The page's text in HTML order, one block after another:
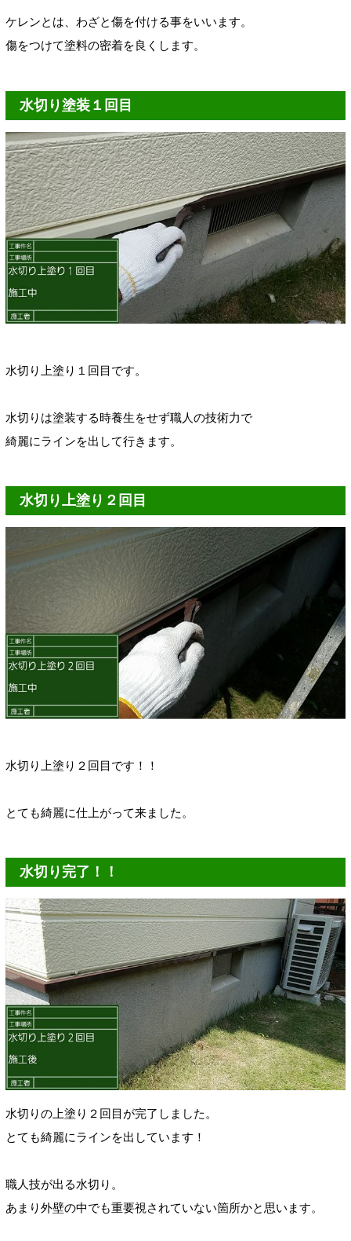
ケレンとは、わざと傷を付ける事をいいます。
傷をつけて塗料の密着を良くします。
水切り塗装１回目
水切り上塗り１回目です。
水切りは塗装する時養生をせず職人の技術力で
綺麗にラインを出して行きます。
水切り上塗り２回目
水切り上塗り２回目です！！
とても綺麗に仕上がって来ました。
水切り完了！！
水切りの上塗り２回目が完了しました。
とても綺麗にラインを出しています！
職人技が出る水切り。
あまり外壁の中でも重要視されていない箇所かと思います。